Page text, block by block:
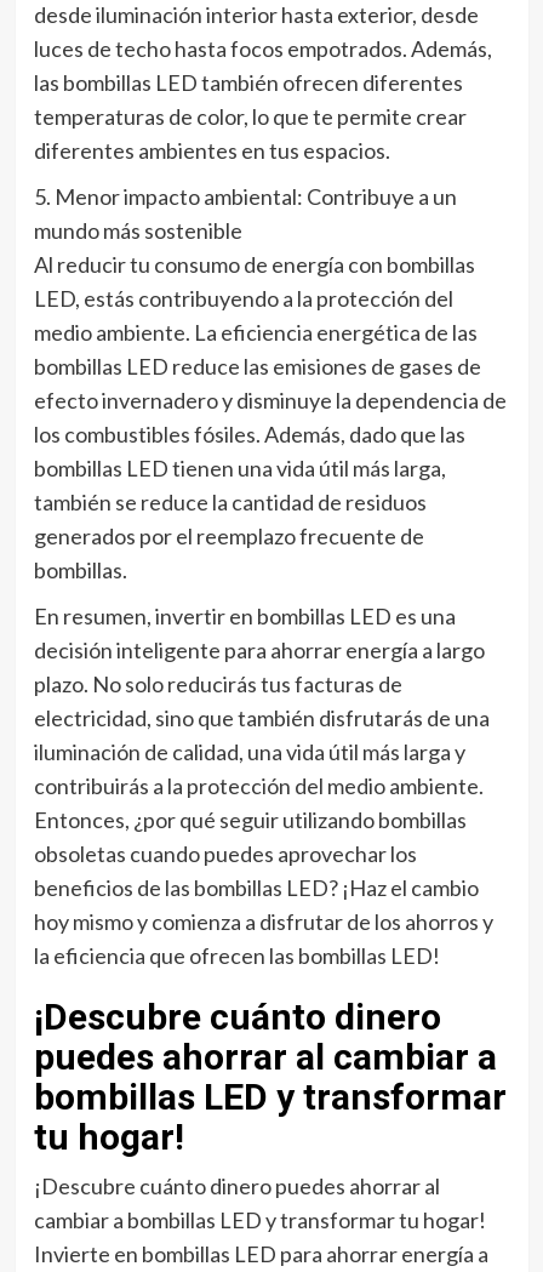
desde iluminación interior hasta exterior, desde
luces de techo hasta focos empotrados. Además,
las bombillas LED también ofrecen diferentes
temperaturas de color, lo que te permite crear
diferentes ambientes en tus espacios.
5. Menor impacto ambiental: Contribuye a un
mundo más sostenible
Al reducir tu consumo de energía con bombillas
LED, estás contribuyendo a la protección del
medio ambiente. La eficiencia energética de las
bombillas LED reduce las emisiones de gases de
efecto invernadero y disminuye la dependencia de
los combustibles fósiles. Además, dado que las
bombillas LED tienen una vida útil más larga,
también se reduce la cantidad de residuos
generados por el reemplazo frecuente de
bombillas.
En resumen, invertir en bombillas LED es una
decisión inteligente para ahorrar energía a largo
plazo. No solo reducirás tus facturas de
electricidad, sino que también disfrutarás de una
iluminación de calidad, una vida útil más larga y
contribuirás a la protección del medio ambiente.
Entonces, ¿por qué seguir utilizando bombillas
obsoletas cuando puedes aprovechar los
beneficios de las bombillas LED? ¡Haz el cambio
hoy mismo y comienza a disfrutar de los ahorros y
la eficiencia que ofrecen las bombillas LED!
¡Descubre cuánto dinero
puedes ahorrar al cambiar a
bombillas LED y transformar
tu hogar!
¡Descubre cuánto dinero puedes ahorrar al
cambiar a bombillas LED y transformar tu hogar!
Invierte en bombillas LED para ahorrar energía a